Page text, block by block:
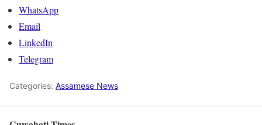
WhatsApp
Email
LinkedIn
Telegram
Categories: Assamese News